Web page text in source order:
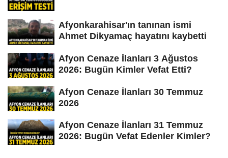
Afyonkarahisar'ın tanınan ismi
Ahmet Dikyamaç hayatını kaybetti
Afyon Cenaze İlanları 3 Ağustos
2026: Bugün Kimler Vefat Etti?
Afyon Cenaze İlanları 30 Temmuz
2026
Afyon Cenaze İlanları 31 Temmuz
2026: Bugün Vefat Edenler Kimler?